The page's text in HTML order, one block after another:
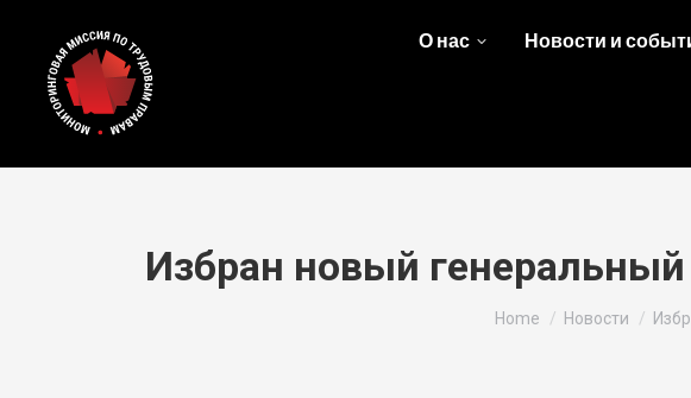
О нас Новости и
Избран новый
You are here:
Home Новости